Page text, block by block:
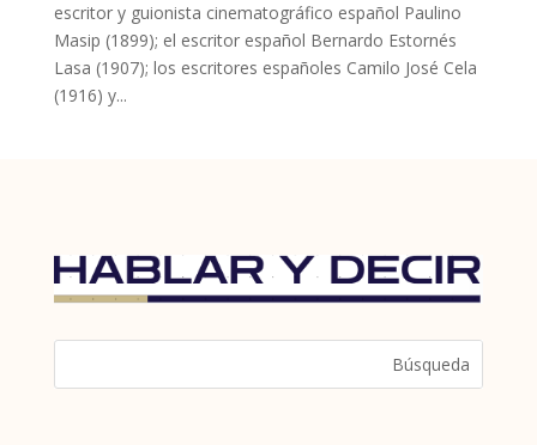
escritor y guionista cinematográfico español Paulino
Masip (1899); el escritor español Bernardo Estornés
Lasa (1907); los escritores españoles Camilo José Cela
(1916) y...